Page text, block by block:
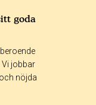
goda
jobbar
nöjda